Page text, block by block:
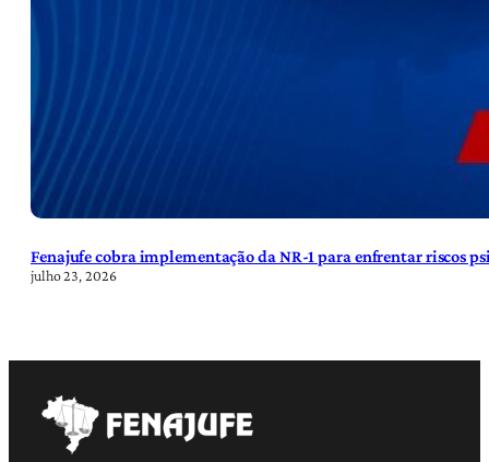
Fenajufe cobra implementação da NR-1 para enfrentar riscos
julho 23, 2026